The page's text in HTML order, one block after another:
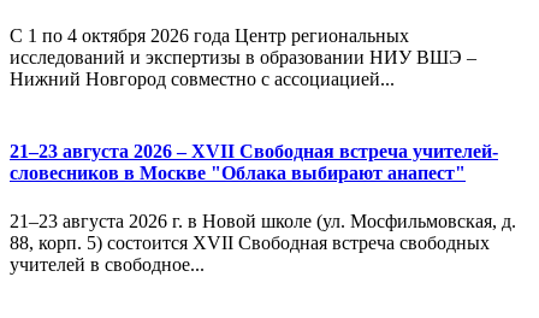
С 1 по 4 октября 2026 года Центр региональных
исследований и экспертизы в образовании НИУ ВШЭ –
Нижний Новгород совместно с ассоциацией...
21–23 августа 2026 – XVII Свободная встреча учителей-
словесников в Москве "Облака выбирают анапест"
21–23 августа 2026 г. в Новой школе (ул. Мосфильмовская, д.
88, корп. 5) состоится XVII Свободная встреча свободных
учителей в свободное...